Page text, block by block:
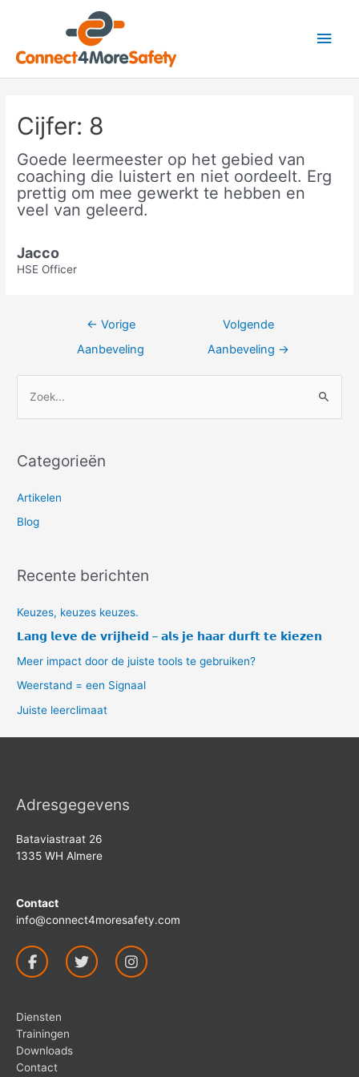
inhoud
Cijfer: 8
Goede leermeester op het gebied van
coaching die luistert en niet oordeelt. Erg
prettig om mee gewerkt te hebben en
veel van geleerd.
Jacco
HSE Officer
← Vorige
Aanbeveling
Volgende
Aanbeveling →
o
k
a
:
Categorieën
Artikelen
Blog
Recente berichten
Keuzes, keuzes keuzes.
𝗟𝗮𝗻𝗴 𝗹𝗲𝘃𝗲 𝗱𝗲 𝘃𝗿𝗶𝗷𝗵𝗲𝗶𝗱 – 𝗮𝗹𝘀 𝗷𝗲 𝗵𝗮𝗮𝗿 𝗱𝘂𝗿𝗳𝘁 𝘁𝗲 𝗸𝗶𝗲𝘇𝗲𝗻
Meer impact door de juiste tools te gebruiken?
Weerstand = een Signaal
Juiste leerclimaat
Adresgegevens
Bataviastraat 26
1335 WH Almere
Contact
info@connect4moresafety.com
Diensten
Trainingen
Downloads
Contact